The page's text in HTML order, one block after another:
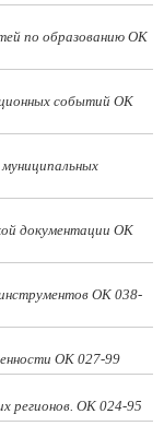
по образованию ОК
событий ОК
документации ОК
OK 038-
ОК 027-99
регионов. ОК 024-95